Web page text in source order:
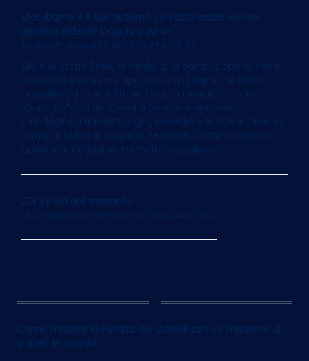
Elio: «Dante e il suo autismo. Lo Stato lascia soli noi
genitori. Ridere? Oggi fa paura»
Walter Veltroni on 13/05/2024 at 06:03
Elio e le Storie Tese, la famiglia, la band. «Dopo la Terra
dei Cachi a Sanremo aprirono un'indagine. Fui molto
orgoglioso»Elio e le Storie Tese, la famiglia, la band.
«Dopo la Terra dei Cachi a Sanremo aprirono
un'indagine. Fui molto orgoglioso»Elio e le Storie Tese, la
famiglia, la band. «Dopo la Terra dei Cachi a Sanremo
aprirono un'indagine. Fui molto orgoglioso»
201. La via del tramonto
on 13/05/2024 at 06:03
12
Come Trattare la Perdita dei Capelli con un Trapianto di
Capelli in Turchia